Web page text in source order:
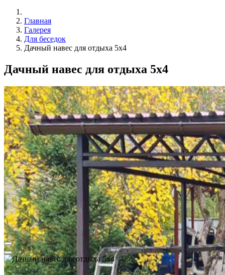
Главная
Галерея
Для беседок
Дачный навес для отдыха 5х4
Дачный навес для отдыха 5х4